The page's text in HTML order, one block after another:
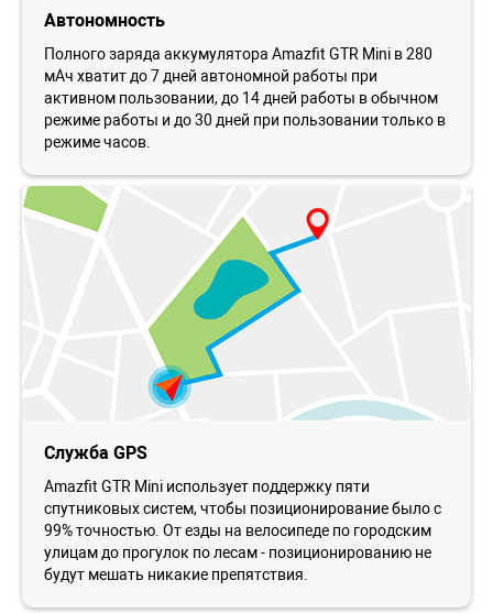
Автономность
Полного заряда аккумулятора Amazfit GTR Mini в 280
мАч хватит до 7 дней автономной работы при
активном пользовании, до 14 дней работы в обычном
режиме работы и до 30 дней при пользовании только в
режиме часов.
Служба GPS
Amazfit GTR Mini использует поддержку пяти
спутниковых систем, чтобы позиционирование было с
99% точностью. От езды на велосипеде по городским
улицам до прогулок по лесам - позиционированию не
будут мешать никакие препятствия.